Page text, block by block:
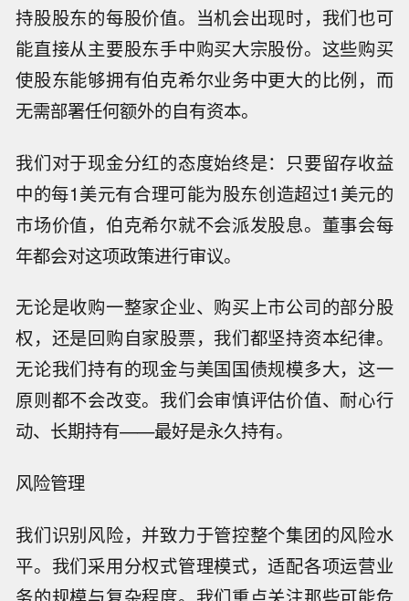
持股股东的每股价值。当机会出现时，我们也可
能直接从主要股东手中购买大宗股份。这些购买
使股东能够拥有伯克希尔业务中更大的比例，而
无需部署任何额外的自有资本。
我们对于现金分红的态度始终是：只要留存收益
中的每1美元有合理可能为股东创造超过1美元的
市场价值，伯克希尔就不会派发股息。董事会每
年都会对这项政策进行审议。
无论是收购一整家企业、购买上市公司的部分股
权，还是回购自家股票，我们都坚持资本纪律。
无论我们持有的现金与美国国债规模多大，这一
原则都不会改变。我们会审慎评估价值、耐心行
动、长期持有——最好是永久持有。
风险管理
我们识别风险，并致力于管控整个集团的风险水
平。我们采用分权式管理模式，适配各项运营业